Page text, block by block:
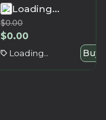
Loading...
$0.00
$0.00
Loading... Buy